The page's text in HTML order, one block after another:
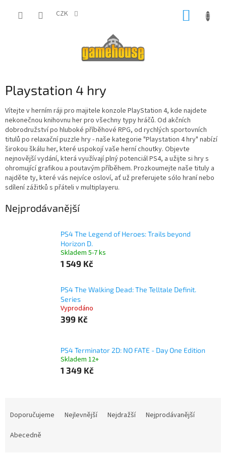
CZK
Playstation 4 hry
Vítejte v herním ráji pro majitele konzole PlayStation 4, kde najdete
nekonečnou knihovnu her pro všechny typy hráčů. Od akčních
dobrodružství po hluboké příběhové RPG, od rychlých sportovních
titulů po relaxační puzzle hry - naše kategorie "Playstation 4 hry" nabízí
širokou škálu her, které uspokojí vaše herní choutky. Objevte
nejnovější vydání, která využívají plný potenciál PS4, a užijte si hry s
ohromující grafikou a poutavým příběhem. Prozkoumejte naše tituly a
najděte ty, které vás nejvíce osloví, ať už preferujete sólo hraní nebo
sdílení zážitků s přáteli v multiplayeru.
Nejprodávanější
PS4 The Legend of Heroes: Trails beyond
Horizon D.
Skladem 5-7 ks
1 549 Kč
PS4 The Walking Dead: The Telltale Definit.
Series
Vyprodáno
399 Kč
PS4 Terminator 2D: NO FATE - Day One Edition
Skladem 12+
1 349 Kč
Doporučujeme Nejlevnější Nejdražší
Nejprodávanější
Abecedně